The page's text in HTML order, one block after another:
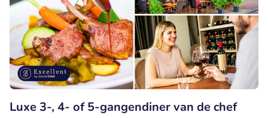
Luxe 3-, 4- of 5-gangendiner van de chef